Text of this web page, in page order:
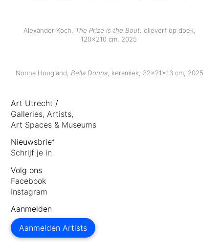
Alexander Koch, The Prize is the Bout, olieverf op doek,
120×210 cm, 2025
Nonna Hoogland, Bella Donna , keramiek, 32x21x13 cm, 2025
anchorArt Utrecht /
Galleries, Artists,
Art Spaces & Museums
Nieuwsbrief
Schrijf je in
Volg ons
Facebook
Instagram
Aanmelden
Aanmelden Artists